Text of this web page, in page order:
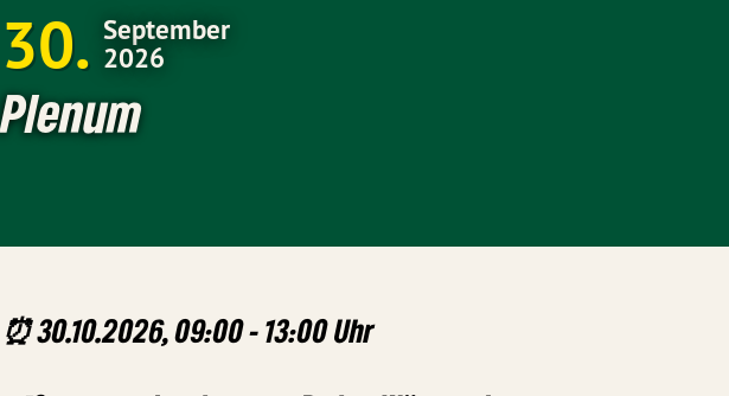
30
September
2026
Plenum
⏰ 30.10.2026, 09:00 - 13:00 Uhr